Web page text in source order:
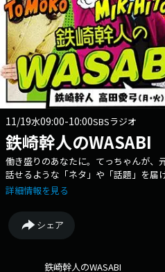
11/19水09:00-10:00SBSラジオ
鉄崎幹人のWASABI
働き盛りのあなたに。てっちゃんが、
話せるような「ネタ」や「話題」を届
る、話さずにはいられない！お昼は少
詳細情報を見る
シェア
鉄崎幹人のWASABI